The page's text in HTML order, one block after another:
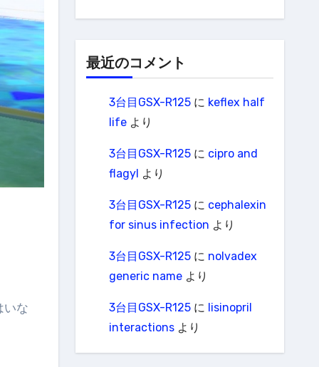
いな
最近のコメント
3台目GSX-R125に keflex half
lifeより
3台目GSX-R125に cipro and
flagyl より
3台目GSX-R125に cephalexin
for sinus infection より
3台目GSX-R125に nolvadex
generic nameより
3台目GSX-R125に lisinopril
interactionsより